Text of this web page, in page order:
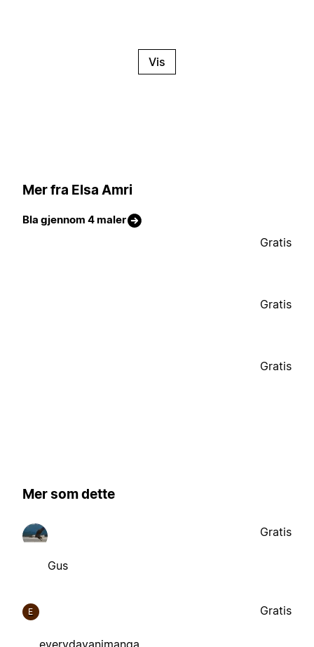
Vis
Mer fra Elsa Amri
Bla gjennom 4 maler
Gratis
Gratis
Gratis
Mer som dette
Gus
Gratis
E
everydayanimanga
Gratis